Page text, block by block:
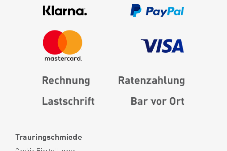
Trauringschmiede